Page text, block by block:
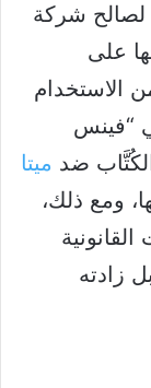
لصالح شركة
على
الاستخدام
“فينس
ضد ميتا
ومع ذلك،
زادته